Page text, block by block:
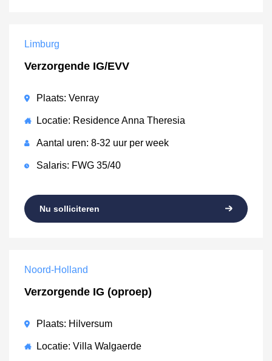
Limburg
Verzorgende IG/EVV
Plaats: Venray
Locatie: Residence Anna Theresia
Aantal uren: 8-32 uur per week
Salaris: FWG 35/40
Nu solliciteren
Noord-Holland
Verzorgende IG (oproep)
Plaats: Hilversum
Locatie: Villa Walgaerde